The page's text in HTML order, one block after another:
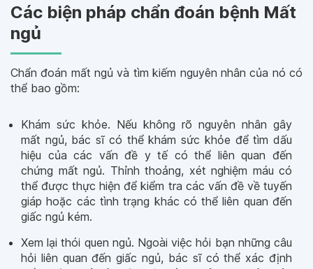
Các biện pháp chẩn đoán bệnh Mất
ngủ
Chẩn đoán mất ngủ và tìm kiếm nguyên nhân của nó có
thể bao gồm:
Khám sức khỏe. Nếu không rõ nguyên nhân gây
mất ngủ, bác sĩ có thể khám sức khỏe để tìm dấu
hiệu của các vấn đề y tế có thể liên quan đến
chứng mất ngủ. Thỉnh thoảng, xét nghiệm máu có
thể được thực hiện để kiểm tra các vấn đề về tuyến
giáp hoặc các tình trạng khác có thể liên quan đến
giấc ngủ kém.
Xem lại thói quen ngủ. Ngoài việc hỏi bạn những câu
hỏi liên quan đến giấc ngủ, bác sĩ có thể xác định